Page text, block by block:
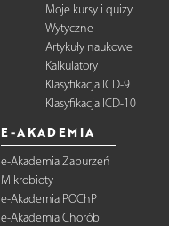
Moje kursy i quizy
Wytyczne
Artykuły naukowe
Kalkulatory
Klasyfikacja ICD-9
Klasyfikacja ICD-10
E-AKADEMIA
e-Akademia Zaburzeń
Mikrobioty
e-Akademia POChP
e-Akademia Chorób